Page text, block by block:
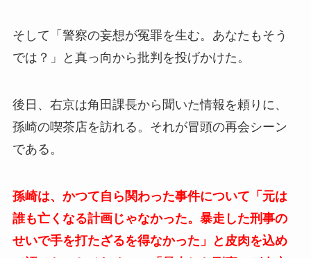
そして「警察の妄想が冤罪を生む。あなたもそう
では？」と真っ向から批判を投げかけた。
後日、右京は角田課長から聞いた情報を頼りに、
孫崎の喫茶店を訪れる。それが冒頭の再会シーン
である。
孫崎は、かつて自ら関わった事件について「元は
誰も亡くなる計画じゃなかった。暴走した刑事の
せいで手を打たざるを得なかった」と皮肉を込め